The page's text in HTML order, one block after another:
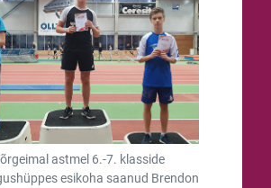
astmel 6.-7. klasside
esikoha saanud Brendon